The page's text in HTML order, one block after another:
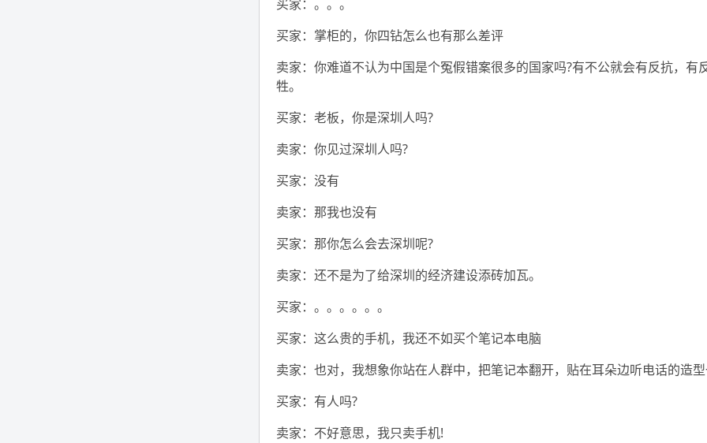
买家：。。。
买家：掌柜的，你四钻怎么也有那么差评
卖家：你难道不认为中国是个冤假错案很多的国家吗?有不公就会有反抗，有
牲。
买家：老板，你是深圳人吗?
卖家：你见过深圳人吗?
买家：没有
卖家：那我也没有
买家：那你怎么会去深圳呢?
卖家：还不是为了给深圳的经济建设添砖加瓦。
买家：。。。。。。
买家：这么贵的手机，我还不如买个笔记本电脑
卖家：也对，我想象你站在人群中，把笔记本翻开，贴在耳朵边听电话的造型
买家：有人吗?
卖家：不好意思，我只卖手机!